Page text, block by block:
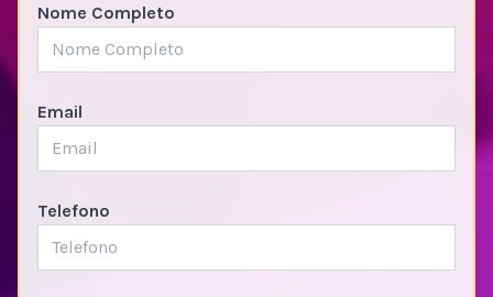
Nome Completo
Email
Telefono